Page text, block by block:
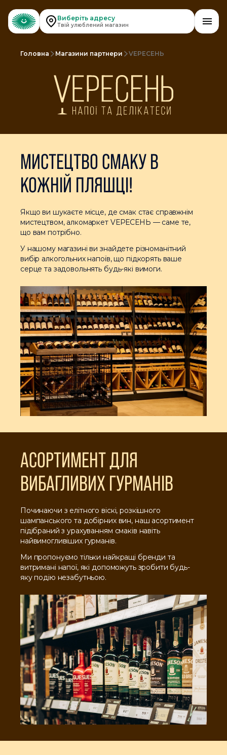
Виберіть адресу
Твій улюблений магазин
Головна Магазини партнери VЕРЕСЕНЬ
МИСТЕЦТВО СМАКУ В
КОЖНІЙ ПЛЯШЦІ!
Якщо ви шукаєте місце, де смак стає справжнім
мистецтвом, алкомаркет VЕРЕСЕНЬ — саме те,
що вам потрібно.
У нашому магазині ви знайдете різноманітний
вибір алкогольних напоїв, що підкорять ваше
серце та задовольнять будь-які вимоги.
АСОРТИМЕНТ ДЛЯ
ВИБАГЛИВИХ ГУРМАНІВ
Починаючи з елітного віскі, розкішного
шампанського та добірних вин, наш асортимент
підібраний з урахуванням смаків навіть
найвимогливіших гурманів.
Ми пропонуємо тільки найкращі бренди та
витримані напої, які допоможуть зробити будь-
яку подію незабутньою.